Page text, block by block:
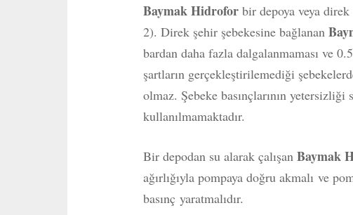
Baymak Hidroforbir depoya veya direk
2). Direk şehir şebekesine bağlanan
bardan daha fazla dalgalanmaması ve
şartların gerçekleştirilemediği
olmaz. Şebeke basınçlarının
kullanılmamaktadır.
Bir depodan su alarak çalışan Baymak
ağırlığıyla pompaya doğru akmalı ve
basınç yaratmalıdır.